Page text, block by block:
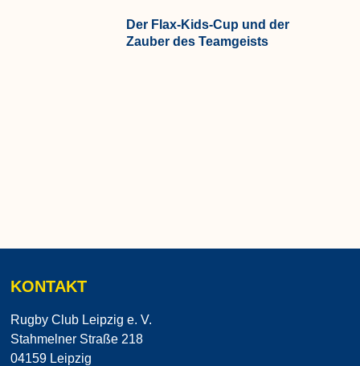
Der Flax-Kids-Cup und der
Zauber des Teamgeists
KONTAKT
Rugby Club Leipzig e. V.
Stahmelner Straße 218
04159 Leipzig